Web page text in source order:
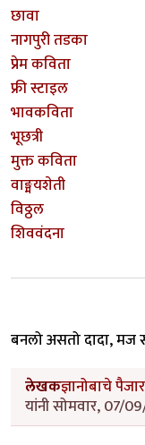
छावा
नागपुरी तडका
प्रेम कविता
फ्री स्टाइल
भावकविता
भूछत्री
मुक्त कविता
वाङ्मयशेती
विठ्ठल
शिववंदना
बनलो असतो दादा, मज
लेखकज्ञानोबाचे पैजार
यांनी सोमवार, 07/